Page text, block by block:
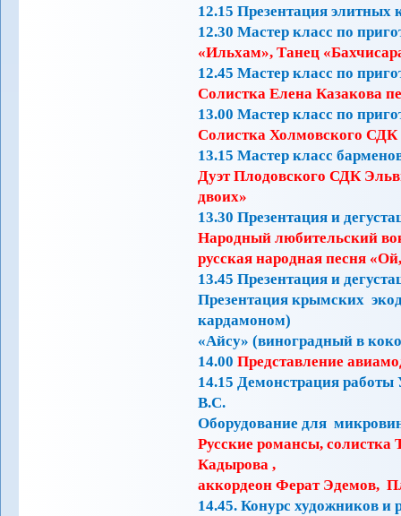
12.15 Презентация элитных
12.30 Мастер класс по
«Ильхам», Танец
12.45 Мастер класс по
Солистка Елена Казакова
13.00 Мастер класс по
Солистка Холмовского СДК
13.15 Мастер класс
Дуэт Плодовского СДК
двоих»
13.30 Презентация и
Народный любительский
русская народная песня
13.45 Презентация и
Презентация крымских
кардамоном)
«Айсу» (виноградный в
14.00 Представление
14.15 Демонстрация
В.С.
Оборудование для
Русские романсы,
Кадырова ,
аккордеон Ферат Эдемов,
14.45. Конурс художников и